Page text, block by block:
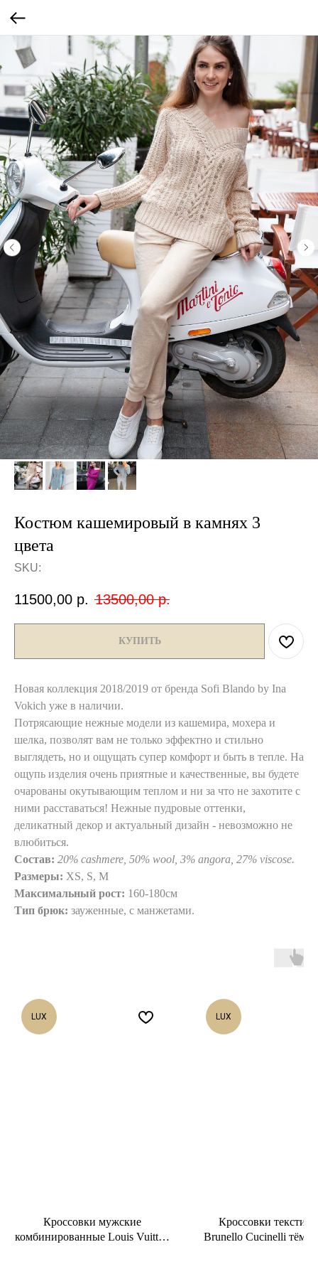
Костюм кашемировый в камнях 3
цвета
SKU:
11500,00 р. 13500,00 р.
КУПИТЬ
Новая коллекция 2018/2019 от бренда Sofi Blando by Ina
Vokich уже в наличии.
Потрясающие нежные модели из кашемира, мохера и
шелка, позволят вам не только эффектно и стильно
выглядеть, но и ощущать супер комфорт и быть в тепле. На
ощупь изделия очень приятные и качественные, вы будете
очарованы окутывающим теплом и ни за что не захотите с
ними расставаться! Нежные пудровые оттенки,
деликатный декор и актуальный дизайн - невозможно не
влюбиться.
Состав: 20% cashmere, 50% wool, 3% angora, 27% viscose.
Размеры: XS, S, M
Максимальный рост: 160-180см
Тип брюк: зауженные, с манжетами.
LUX
Кроссовки мужские
комбинированные Louis Vuitton
LUX
Кроссовки
Brunello Cucinelli